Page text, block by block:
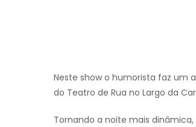
Neste show o humorista faz um
do Teatro de Rua no Largo da
Tornando a noite mais